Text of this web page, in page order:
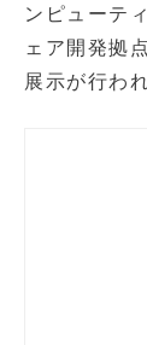
ンピューテ
ェア開発拠
展示が行わ